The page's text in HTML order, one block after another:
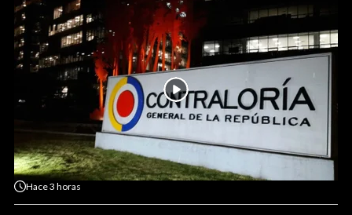
Hace3 horas